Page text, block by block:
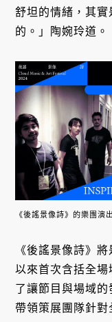
舒坦的情緒，其
的。」陶婉玲道。
《後謠景像詩》的樂團演
《後謠景像詩》
以來首次含括全
了讓節目與場域
帶領策展團隊針對